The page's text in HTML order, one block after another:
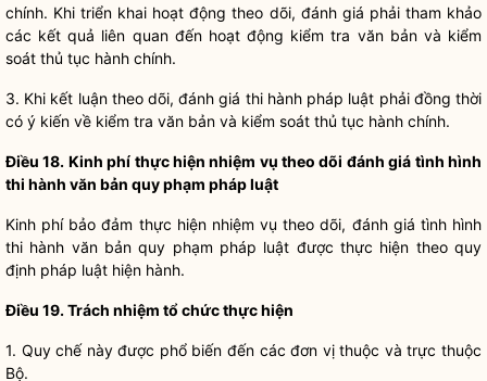
chính. Khi triển khai hoạt động theo dõi, đánh giá phải tham khảo
các kết quả liên quan đến hoạt động kiểm tra văn bản và kiểm
soát thủ tục hành chính.
3. Khi kết luận theo dõi, đánh giá thi hành pháp luật phải đồng thời
có ý kiến về kiểm tra văn bản và kiểm soát thủ tục hành chính.
Điều 18. Kinh phí thực hiện nhiệm vụ theo dõi đánh giá tình hình
thi hành văn bản quy phạm phápluật
Kinh phí bảo đảm thực hiện nhiệm vụ theo dõi, đánh giá tình hình
thi hành văn bản quy phạm pháp luật được thực hiện theo quy
định pháp luật hiện hành.
Điều 19. Trách nhiệm tổ chức thực hiện
1. Quy chếnày được phổ biến đến các đơn vị thuộc và trực thuộc
Bộ.